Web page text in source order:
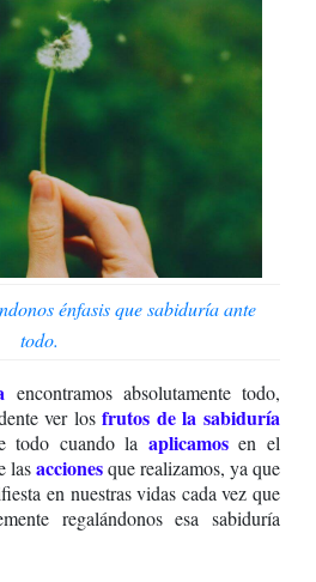
énfasis que sabiduría ante
todo.
encontramos absolutamente todo,
ver losfrutos de la sabiduría
todo cuando la aplicamosen el
lasaccionesque realizamos, ya que
en nuestras vidas cada vez que
regalándonos esa sabiduría